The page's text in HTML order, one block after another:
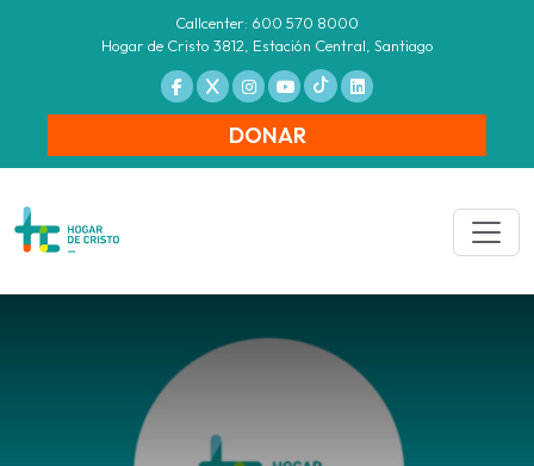
Callcenter: 600 570 8000
Hogar de Cristo 3812, Estación Central, Santiago
DONAR